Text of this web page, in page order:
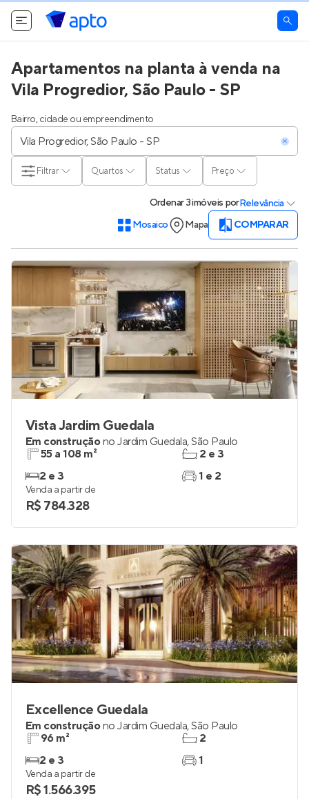
Apartamentos na planta à venda na
Vila Progredior, São Paulo - SP
Bairro, cidade ou empreendimento
Quartos Status Preço
Filtrar
Ordenar3 imóveis porRelevância
Mosaico
Mapa COMPARAR
Vista Jardim Guedala
Em construçãono Jardim Guedala,São Paulo
55 a 108 m²
2 e 3
2 e 3
1 e 2
Venda a partir de
R$ 784.328
Excellence Guedala
Em construçãono Jardim Guedala,São Paulo
96 m²
2 e 3
2
1
Venda a partir de
R$ 1.566.395